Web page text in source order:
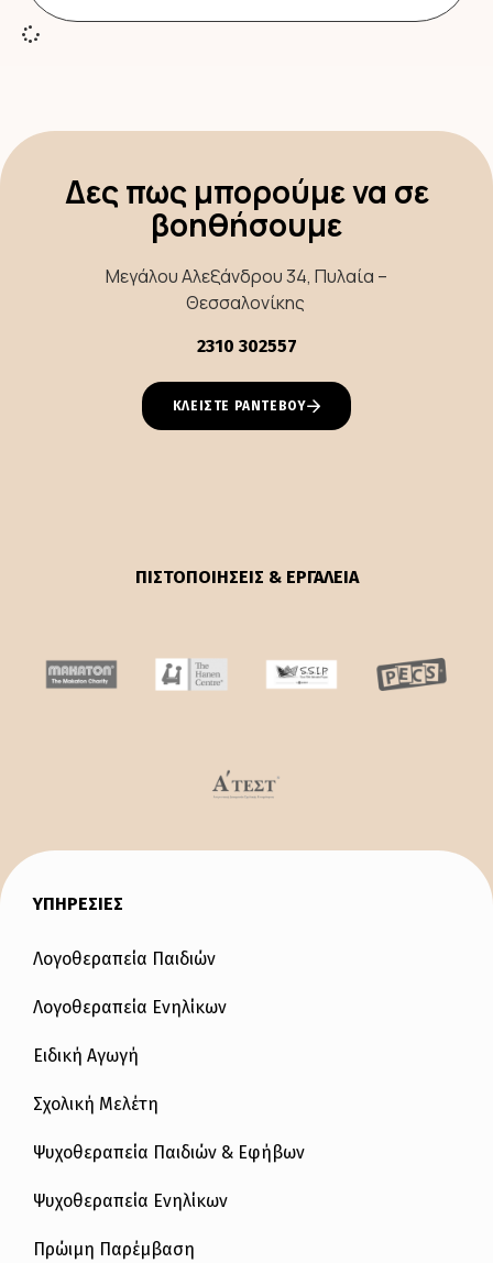
Δες πως μπορούμε να σε
βοηθήσουμε
Μεγάλου Αλεξάνδρου 34, Πυλαία –
Θεσσαλονίκης
2310 302557
ΚΛΕΙΣΤΕ ΡΑΝΤΕΒΟΥ
ΠΙΣΤΟΠΟΙΗΣΕΙΣ & ΕΡΓΑΛΕΙΑ
ΥΠΗΡΕΣΙΕΣ
Λογοθεραπεία Παιδιών
Λογοθεραπεία Ενηλίκων
Ειδική Αγωγή
Σχολική Μελέτη
Ψυχοθεραπεία Παιδιών & Εφήβων
Ψυχοθεραπεία Ενηλίκων
Πρώιμη Παρέμβαση